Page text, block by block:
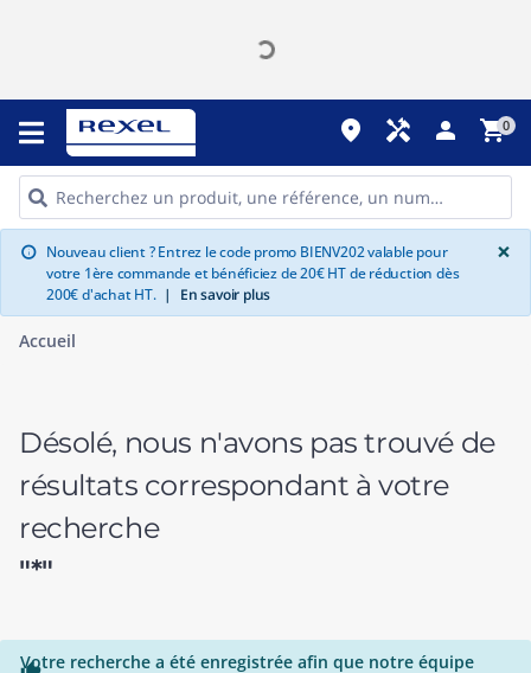
place handyman person shopping_cart0
info Nouveau client ? Entrez le code promo BIENV202 valable pour
votre 1ère commande et bénéficiez de 20€ HT de réduction dès
200€ d'achat HT. | En savoir plus
×
Accueil
Désolé, nous n'avons pas trouvé de
résultats correspondant à votre
recherche
"*"
Votre recherche a été enregistrée afin que notre équipe